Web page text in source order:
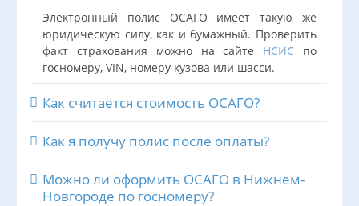
Электронный полис ОСАГО имеет такую же
юридическую силу, как и бумажный. Проверить
факт страхования можно на сайте НСИС по
госномеру, VIN, номеру кузова или шасси.
Как считается стоимость ОСАГО?
Как я получу полис после оплаты?
Можно ли оформить ОСАГО в Нижнем-
Новгороде по госномеру?